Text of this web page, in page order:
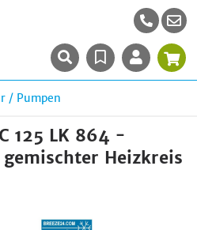
/ Pumpen
125 LK 864 -
Heizkreis